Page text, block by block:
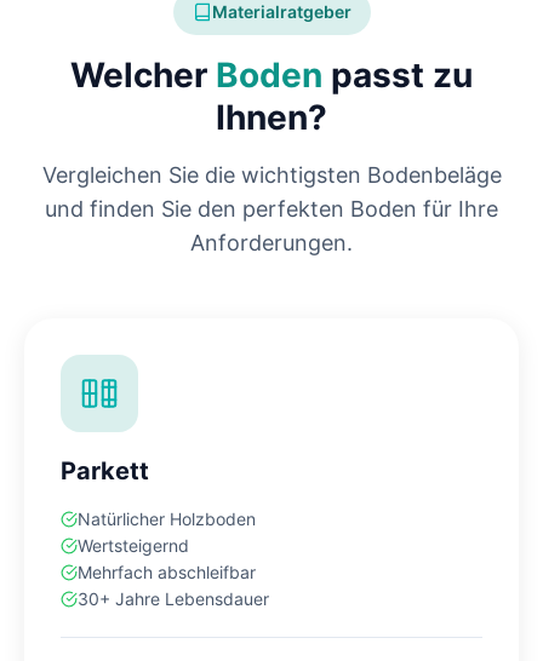
Materialratgeber
Welcher Boden passt zu
Ihnen?
Vergleichen Sie die wichtigsten Bodenbeläge
und finden Sie den perfekten Boden für Ihre
Anforderungen.
Parkett
Natürlicher Holzboden
Wertsteigernd
Mehrfach abschleifbar
30+ Jahre Lebensdauer